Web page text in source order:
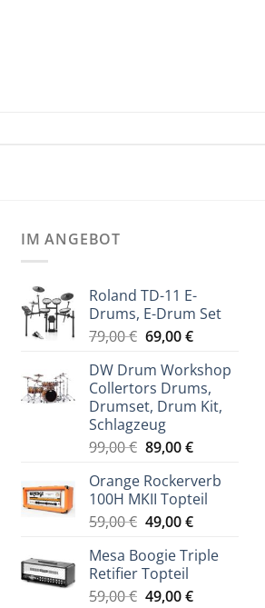
IM ANGEBOT
Roland TD-11 E-
Drums, E-Drum Set
79,00€ Ursprünglicher
war:
79,00 €
69,00€Aktueller
ist:
69,00 €.
DW Drum Workshop
Collertors Drums,
Drumset, Drum Kit,
Schlagzeug
99,00€ Ursprünglicher
war:
99,00 €
89,00€Aktueller
ist:
89,00 €.
Orange Rockerverb
100H MKII Topteil
59,00€ Ursprünglicher
war:
59,00 €
49,00€Aktueller
ist:
Mesa Boogie Triple
Retifier Topteil
59,00€ Ursprünglicher
49,00€Aktueller